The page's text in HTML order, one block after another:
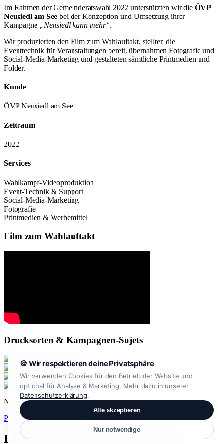
Im Rahmen der Gemeinderatswahl 2022 unterstützten wir die ÖVP
Neusiedl am See bei der Konzeption und Umsetzung ihrer
Kampagne
„Neusiedl kann mehr“.
Wir produzierten den Film zum Wahlauftakt, stellten die
Eventtechnik für Veranstaltungen bereit, übernahmen Fotografie und
Social-Media-Marketing und gestalteten sämtliche Printmedien und
Folder.
Kunde
ÖVP Neusiedl am See
Zeitraum
2022
Services
Wahlkampf-Videoproduktion
Event-Technik & Support
Social-Media-Marketing
Fotografie
Printmedien & Werbemittel
Film zum Wahlauftakt
Drucksorten & Kampagnen-Sujets
Nächstes Projekt
PODO Beach Website→
Lass uns über dein Projekt sprechen.
🍪 Wir respektieren deine Privatsphäre
Wir verwenden Cookies für den Betrieb der Website und
optional für Analyse & Marketing. Mehr dazu in unserer
Datenschutzerklärung.
Alle akzeptieren
Nur notwendige